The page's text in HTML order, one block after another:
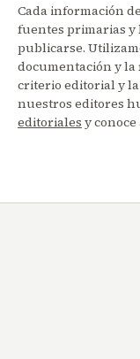
Cada información
fuentes primarias y
publicarse.
documentación y la
criterio editorial y
nuestros editores
editoriales y